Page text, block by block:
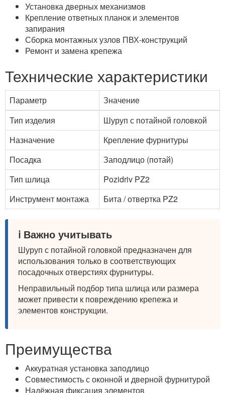
Установка дверных механизмов
Крепление ответных планок и элементов
запирания
Сборка монтажных узлов ПВХ-конструкций
Ремонт и замена крепежа
Технические характеристики
Параметр
Значение
Тип изделия
Шуруп с потайной головкой
Назначение
Крепление фурнитуры
Посадка
Заподлицо (потай)
Тип шлица
Pozidriv PZ2
Инструмент монтажа
Бита / отвертка PZ2
ℹ️ Важно учитывать
Шуруп с потайной головкой предназначен для
использования только в соответствующих
посадочных отверстиях фурнитуры.
Неправильный подбор типа шлица или размера
может привести к повреждению крепежа и
элементов конструкции.
Преимущества
Аккуратная установка заподлицо
Совместимость с оконной и дверной фурнитурой
Надёжная фиксация элементов